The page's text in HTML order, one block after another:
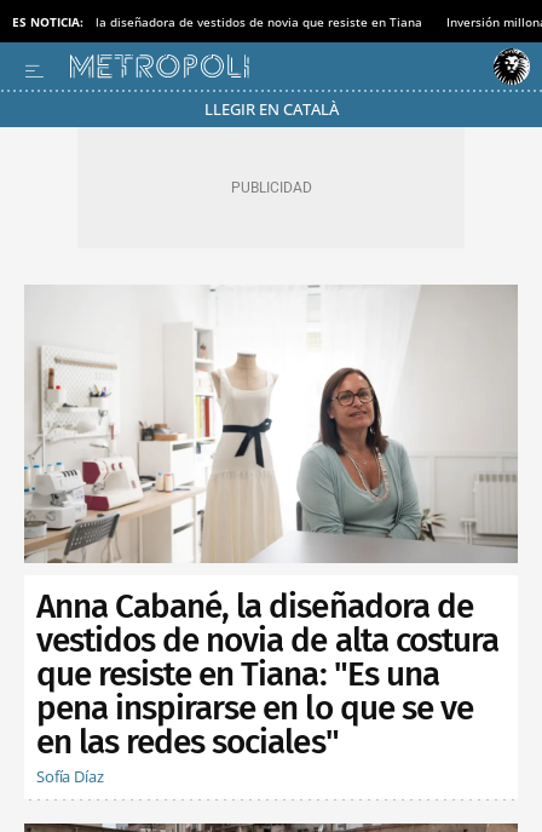
ES NOTICIA: la diseñadora de vestidos de novia que resiste en Tiana Inversión
LLEGIR EN CATALÀ
Anna Cabané, la diseñadora de
vestidos de novia de alta costura
que resiste en Tiana: "Es una
pena inspirarse en lo que se ve
en las redes sociales"
Sofía Díaz